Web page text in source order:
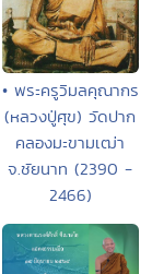
• พระครูวิมลคุณากร
(หลวงปู่ศุข) วัดปาก
คลองมะขามเฒ่า
จ.ชัยนาท (2390 -
2466)